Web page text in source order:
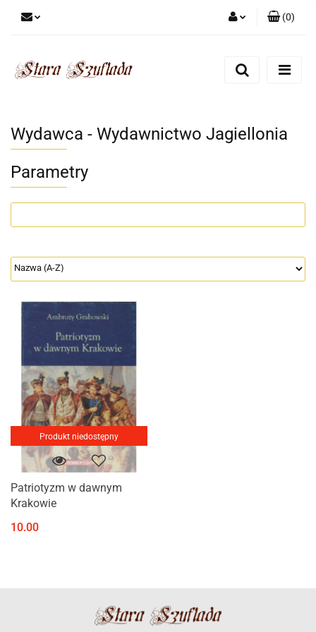
Zarejestruj się
(0)
Wydawca - Wydawnictwo Jagiellonia
Parametry
Produkt niedostępny
Patriotyzm w dawnym
Krakowie
10.00